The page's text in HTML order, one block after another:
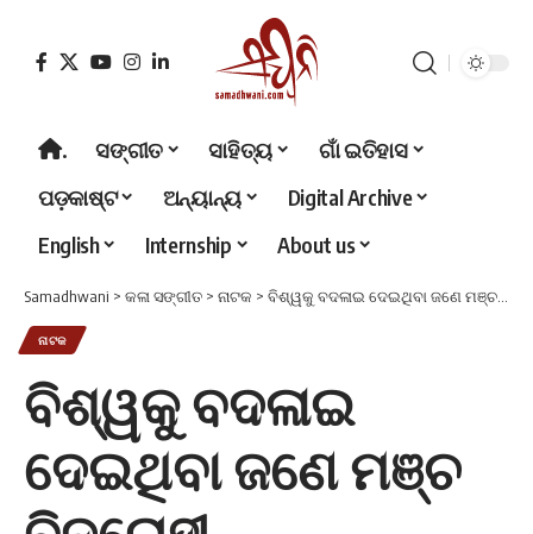
. ସଙ୍ଗୀତ ସାହିତ୍ୟ
ଗାଁ ଇତିହାସ
ପଡ଼କାଷ୍ଟ
ଅନ୍ୟାନ୍ୟ
Digital Archive
English
Internship About us
Samadhwani > କଳା ସଙ୍ଗୀତ > ନାଟକ > ବିଶ୍ୱକୁ ବଦଳାଇ ଦେଇଥିବା ଜଣେ ମଞ୍ଚ ବିଦ୍ରୋହୀ
ନାଟକ
ବିଶ୍ୱକୁ ବଦଳାଇ
ଦେଇଥିବା ଜଣେ ମଞ୍ଚ